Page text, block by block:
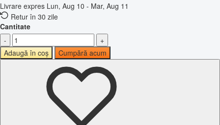
Livrare expres Lun, Aug 10 - Mar, Aug 11
Retur în 30 zile
Cantitate
-
+
Adaugă în coș
Cumpără acum